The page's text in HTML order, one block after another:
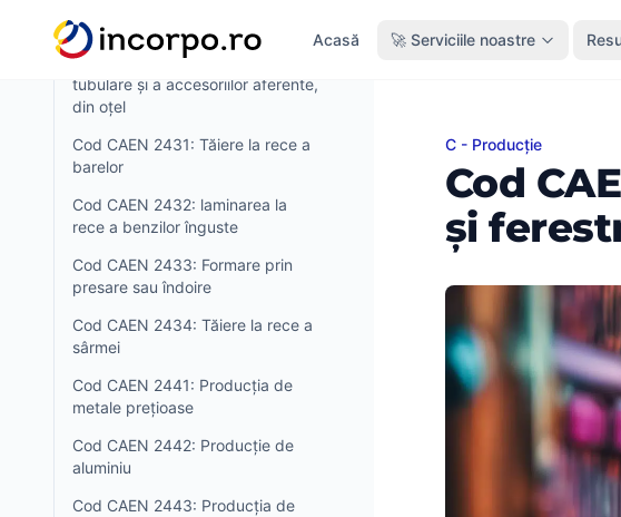
principal
Acasă 🚀 Serviciile noastre
Cod CAEN 2420: Fabricarea
tuburilor, conductelor, profilor
tubulare și a accesoriilor aferente,
din oțel
Cod CAEN 2431: Tăiere la rece a
barelor
Cod CAEN 2432: laminarea la
rece a benzilor înguste
Cod CAEN 2433: Formare prin
presare sau îndoire
Cod CAEN 2434: Tăiere la rece a
sârmei
Cod CAEN 2441: Producția de
metale prețioase
Cod CAEN 2442: Producție de
aluminiu
Cod CAEN 2443: Producția de
Cod CAEN 2512:
C - Producție
Cod
și